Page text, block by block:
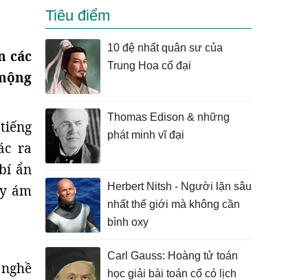
các
ra
ẩn
ám
Tiêu điểm
10 đệ nhất quân sư của
Trung Hoa cổ đại
Thomas Edison & những
phát minh vĩ đại
Herbert Nitsh - Người lặn sâu
nhất thế giới mà không cần
bình oxy
Carl Gauss: Hoàng tử toán
học giải bài toán cổ có lịch